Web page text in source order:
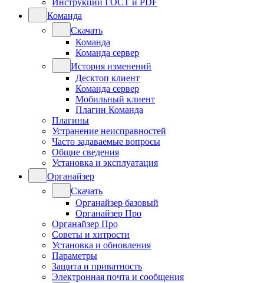
Инструкции ГОСТ и PDF
Команда
Скачать
Команда
Команда сервер
История изменений
Десктоп клиент
Команда сервер
Мобильный клиент
Плагин Команда
Плагины
Устранение неисправностей
Часто задаваемые вопросы
Общие сведения
Установка и эксплуатация
Органайзер
Скачать
Органайзер базовый
Органайзер Про
Органайзер Про
Советы и хитрости
Установка и обновления
Параметры
Защита и приватность
Электронная почта и сообщения